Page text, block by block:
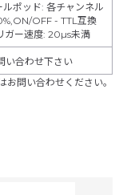
ルポッド:各チャンネル
OFF - TTL互換
ガー速度:20µs未満
い合わせ下さい
問い合わせください。